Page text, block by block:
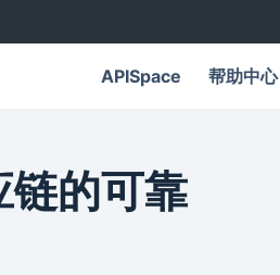
APISpace 帮助中心
的可靠